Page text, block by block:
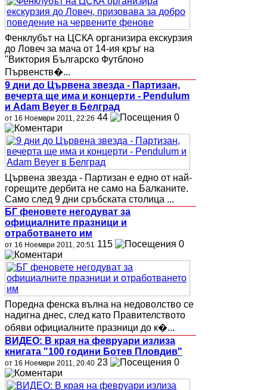
Фенклубът на ЦСКА организира екскурзия
до Ловеч за мача от 14-ия кръг на
"Виктория Българско Футблоно
Първенств�...
9 дни до Цървена звезда - Партизан,
вечерта ще има и концерти - Pendulum
и Adam Beyer в Белград
от 16 Ноември 2011, 22:26 44 0
Цървена звезда - Партизан е едно от най-
горещите дербита не само на Балканите.
Само след 9 дни сръбската столица ...
БГ феновете негодуват за
официалните празници и
отработването им
от 16 Ноември 2011, 20:51 115 0
Поредна фенска вълна на недоволство се
надигна днес, след като Правителството
обяви официалните празници до к�...
ВИДЕО: В края на февруари излиза
книгата "100 години Ботев Пловдив"
от 16 Ноември 2011, 20:40 23 0